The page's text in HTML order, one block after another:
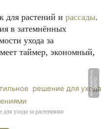
для растений и рассады.
в затемнённых
ухода за
таймер, экономный,
Ф
О
Т
О:
l
e
r
o
y
m
e
rli
n.
r
u
для ухода за растениями